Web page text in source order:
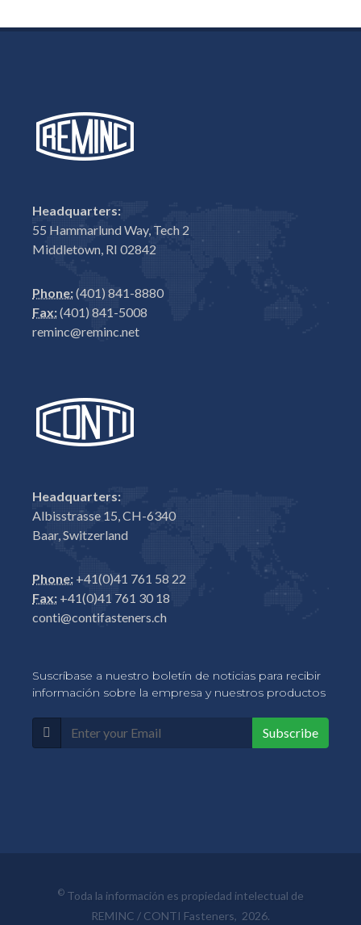
Headquarters:
55 Hammarlund Way, Tech 2
Middletown, RI 02842
Phone:(401) 841-8880
Fax:(401) 841-5008
reminc@reminc.net
Headquarters:
Albisstrasse 15, CH-6340
Baar, Switzerland
Phone: +41(0)41 761 58 22
Fax: +41(0)41 761 30 18
conti@contifasteners.ch
Suscríbase a nuestro boletín de noticias para recibir
información sobre la empresa y nuestros productos
Subscribe
©Toda la información es propiedad intelectual de
REMINC / CONTI Fasteners, 2026.